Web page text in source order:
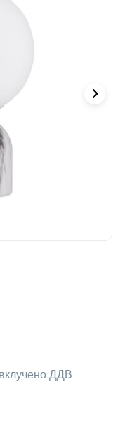
ДДВ